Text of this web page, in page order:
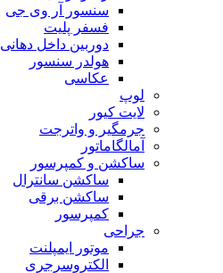
سنسور آر وی جی
فسفر پلیت
دوربین داخل دهانی
هولدر سنسور
عکاسی
لوپ
لایت کیور
جرمگیر و واترجت
آمالگاماتور
ساکشن و کمپرسور
ساکشن سانترال
ساکشن برقی
کمپرسور
جراحی
موتور ایمپلنت
الکتروسرجری